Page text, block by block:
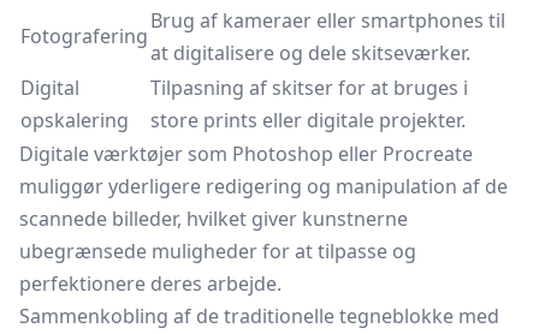
Fotografering
Brug af kameraer eller smartphones til
at digitalisere og dele skitseværker.
Digital
opskalering
Tilpasning af skitser for at bruges i
store prints eller digitale projekter.
Digitale værktøjer som Photoshop eller Procreate
muliggør yderligere redigering og manipulation af de
scannede billeder, hvilket giver kunstnerne
ubegrænsede muligheder for at tilpasse og
perfektionere deres arbejde.
Sammenkobling af de traditionelle tegneblokke med